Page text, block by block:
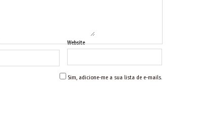
Website
Sim, adicione-me a sua lista de e-mails.